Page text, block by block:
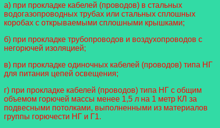
а) при прокладке кабелей (проводов) в стальных
водогазопроводных трубах или стальных сплошных
коробах с открываемыми сплошными крышками;
б) при прокладке трубопроводов и воздухопроводов с
негорючей изоляцией;
в) при прокладке одиночных кабелей (проводов) типа НГ
для питания цепей освещения;
г) при прокладке кабелей (проводов) типа НГ с общим
объемом горючей массы менее 1,5 л на 1 метр КЛ за
подвесными потолками, выполненными из материалов
группы горючести НГ и Г1.